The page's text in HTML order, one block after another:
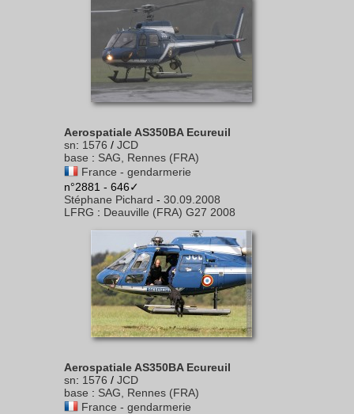
Aerospatiale AS350BA Ecureuil
sn: 1576 / JCD
base : SAG, Rennes (FRA)
France - gendarmerie
n°2881 - 646✓
Stéphane Pichard - 30.09.2008
LFRG : Deauville (FRA) G27 2008
Aerospatiale AS350BA Ecureuil
sn: 1576 / JCD
base : SAG, Rennes (FRA)
France - gendarmerie